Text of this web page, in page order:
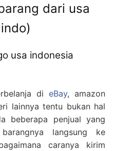
dari usa
usa indonesia
di eBay, amazon
lainnya tentu bukan hal
beberapa penjual yang
langsung ke
caranya kirim